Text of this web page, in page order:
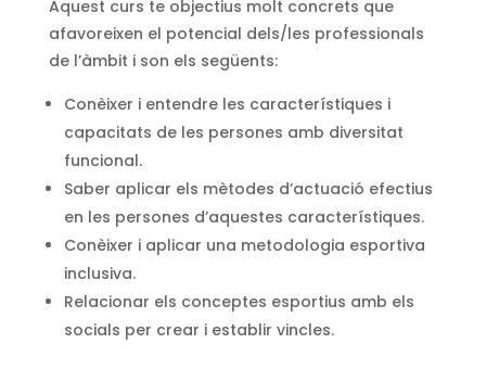
Aquest curs te objectius molt concrets que
afavoreixen el potencial dels/les professionals
de l’àmbit i son els següents:
Conèixer i entendre les característiques i
capacitats de les persones amb diversitat
funcional.
Saber aplicar els mètodes d’actuació efectius
en les persones d’aquestes característiques.
Conèixer i aplicar una metodologia esportiva
inclusiva.
Relacionar els conceptes esportius amb els
socials per crear i establir vincles.